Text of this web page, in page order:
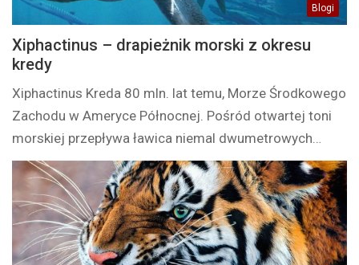
Blogi
Xiphactinus – drapieżnik morski z okresu
kredy
Xiphactinus Kreda 80 mln. lat temu, Morze Środkowego
Zachodu w Ameryce Północnej. Pośród otwartej toni
morskiej przepływa ławica niemal dwumetrowych…